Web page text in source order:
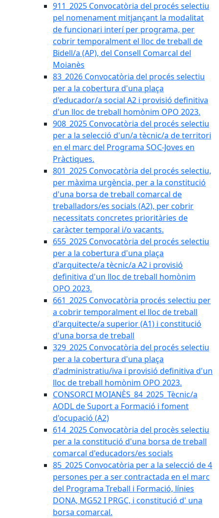
911_2025 Convocatòria del procés selectiu
pel nomenament mitjançant la modalitat
de funcionari interí per programa, per
cobrir temporalment el lloc de treball de
Bidell/a (AP), del Consell Comarcal del
Moianès
83_2026 Convocatòria del procés selectiu
per a la cobertura d'una plaça
d'educador/a social A2 i provisió definitiva
d'un lloc de treball homònim OPO 2023.
908_2025 Convocatòria del procés selectiu
per a la selecció d'un/a tècnic/a de territori
en el marc del Programa SOC-Joves en
Pràctiques.
801_2025 Convocatòria del procés selectiu,
per màxima urgència, per a la constitució
d'una borsa de treball comarcal de
treballadors/es socials (A2), per cobrir
necessitats concretes prioritàries de
caràcter temporal i/o vacants.
655_2025 Convocatòria del procés selectiu
per a la cobertura d'una plaça
d'arquitecte/a tècnic/a A2 i provisió
definitiva d'un lloc de treball homònim
OPO 2023.
661_2025 Convocatòria procés selectiu per
a cobrir temporalment el lloc de treball
d'arquitecte/a superior (A1) i constitució
d'una borsa de treball
329_2025 Convocatòria del procés selectiu
per a la cobertura d'una plaça
d'administratiu/iva i provisió definitiva d'un
lloc de treball homònim OPO 2023.
CONSORCI MOIANÈS_84_2025_Tècnic/a
AODL de Suport a Formació i foment
d'ocupació (A2)
614_2025 Convocatòria del procès selectiu
per a la constitució d'una borsa de treball
comarcal d'educadors/es socials
85_2025 Convocatòria per a la selecció de 4
persones per a ser contractada en el marc
del Programa Treball i Formació, línies
DONA, MG52 I PRGC, i constitució d' una
borsa comarcal.